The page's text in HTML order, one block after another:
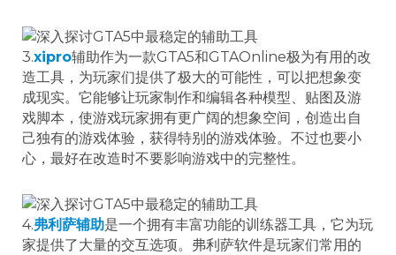
3.xipro辅助作为一款GTA5和GTAOnline极为有用的改
造工具，为玩家们提供了极大的可能性，可以把想象变
成现实。它能够让玩家制作和编辑各种模型、贴图及游
戏脚本，使游戏玩家拥有更广阔的想象空间，创造出自
己独有的游戏体验，获得特别的游戏体验。不过也要小
心，最好在改造时不要影响游戏中的完整性。
4.弗利萨辅助是一个拥有丰富功能的训练器工具，它为玩
家提供了大量的交互选项。弗利萨软件是玩家们常用的